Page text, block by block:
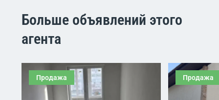
Больше объявлений этого
агента
Продажа Продажа